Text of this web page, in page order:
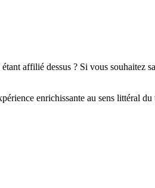
affilié dessus ? Si vous souhaitez
enrichissante au sens littéral